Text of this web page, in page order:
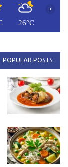
26°C
›
POPULAR POSTS